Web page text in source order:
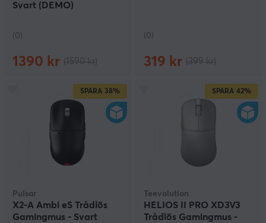
Svart (DEMO)
(0)
1390 kr
(0)
319 kr
SPARA 38%
Pulsar
X2-A Ambi eS Trådlös
Gamingmus - Svart
SPARA 42%
Teevolution
HELIOS II PRO XD3V3
Trådlös Gamingmus -